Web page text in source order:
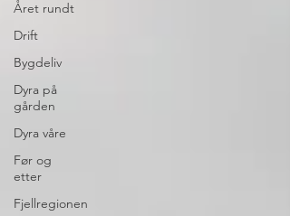
Året rundt
Drift
Bygdeliv
Dyra på
gården
Dyra våre
Før og
etter
Fjellregionen